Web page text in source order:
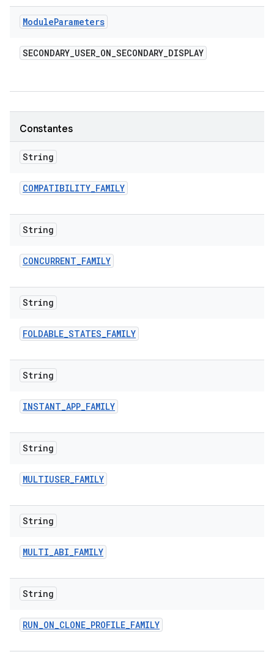
ModuleParameters
SECONDARY_USER_ON_SECONDARY_DISPLAY
Constantes
String
COMPATIBILITY_FAMILY
String
CONCURRENT_FAMILY
String
FOLDABLE_STATES_FAMILY
String
INSTANT_APP_FAMILY
String
MULTIUSER_FAMILY
String
MULTI_ABI_FAMILY
String
RUN_ON_CLONE_PROFILE_FAMILY